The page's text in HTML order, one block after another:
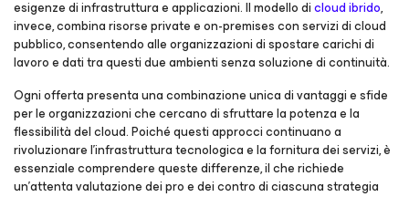
esigenze di infrastruttura e applicazioni. Il modello dicloud ibrido,
invece, combina risorse private e on-premises con servizi di cloud
pubblico, consentendo alle organizzazioni di spostare carichi di
lavoro e dati tra questi due ambienti senza soluzione di continuità.
Ogni offerta presenta una combinazione unica di vantaggi e sfide
per le organizzazioni che cercano di sfruttare la potenza e la
flessibilità del cloud. Poiché questi approcci continuano a
rivoluzionare l'infrastruttura tecnologica e la fornitura dei servizi, è
essenziale comprendere queste differenze, il che richiede
un'attenta valutazione dei pro e dei contro di ciascuna strategia